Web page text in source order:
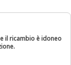
il ricambio è idoneo